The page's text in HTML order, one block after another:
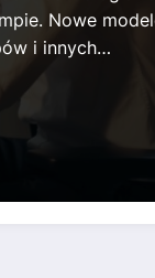
Nowe
i innych…